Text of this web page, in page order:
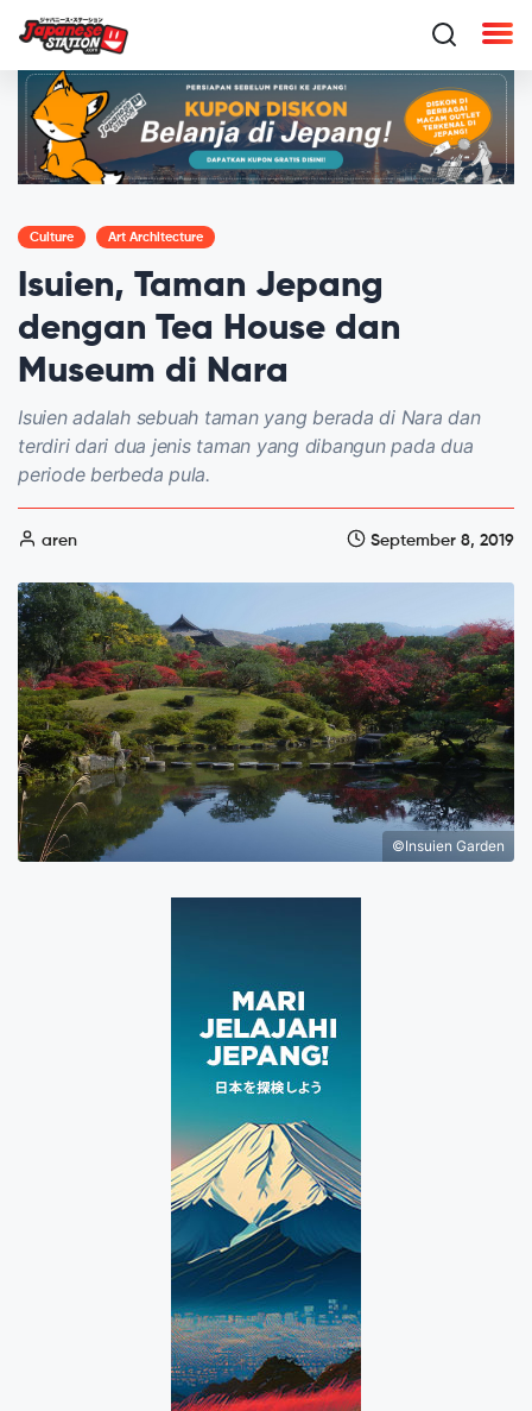
Culture Art Architecture
Isuien, Taman Jepang
dengan Tea House dan
Museum di Nara
Isuien adalah sebuah taman yang berada di Nara dan
terdiri dari dua jenis taman yang dibangun pada dua
periode berbeda pula.
aren September 8, 2019
©Insuien Garden